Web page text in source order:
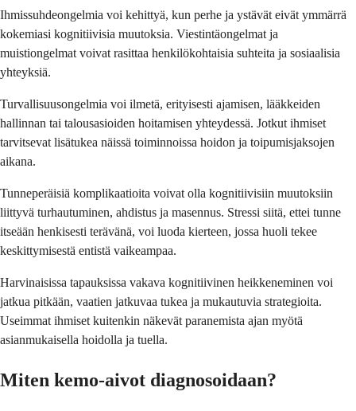
Ihmissuhdeongelmia voi kehittyä, kun perhe ja ystävät eivät ymmärrä
kokemiasi kognitiivisia muutoksia. Viestintäongelmat ja
muistiongelmat voivat rasittaa henkilökohtaisia ​​suhteita ja sosiaalisia
yhteyksiä.
Turvallisuusongelmia voi ilmetä, erityisesti ajamisen, lääkkeiden
hallinnan tai talousasioiden hoitamisen yhteydessä. Jotkut ihmiset
tarvitsevat lisätukea näissä toiminnoissa hoidon ja toipumisjaksojen
aikana.
Tunneperäisiä komplikaatioita voivat olla kognitiivisiin muutoksiin
liittyvä turhautuminen, ahdistus ja masennus. Stressi siitä, ettei tunne
itseään henkisesti terävänä, voi luoda kierteen, jossa huoli tekee
keskittymisestä entistä vaikeampaa.
Harvinaisissa tapauksissa vakava kognitiivinen heikkeneminen voi
jatkua pitkään, vaatien jatkuvaa tukea ja mukautuvia strategioita.
Useimmat ihmiset kuitenkin näkevät paranemista ajan myötä
asianmukaisella hoidolla ja tuella.
Miten kemo-aivot diagnosoidaan?